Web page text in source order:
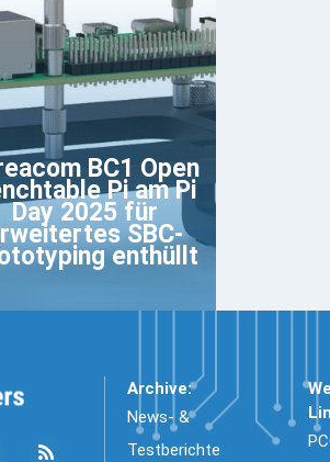
BC1 Open
Pi am Pi
Day 2025 für
SBC-
enthüllt
Archive:
News- &
Testberichte